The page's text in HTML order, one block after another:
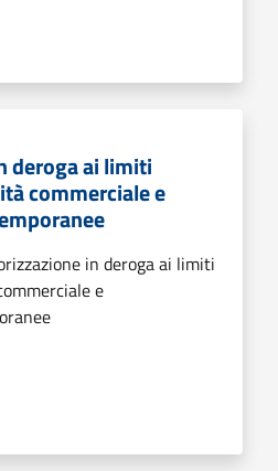
deroga ai limiti
commerciale e
in deroga ai limiti
e